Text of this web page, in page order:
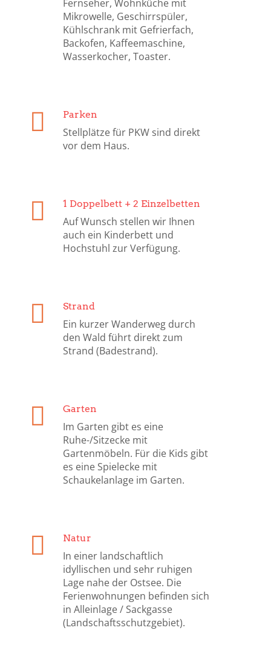
Fernseher, Wohnküche mit
Mikrowelle, Geschirrspüler,
Kühlschrank mit Gefrierfach,
Backofen, Kaffeemaschine,
Wasserkocher, Toaster.
Parken
Stellplätze für PKW sind direkt
vor dem Haus.
1 Doppelbett + 2 Einzelbetten
Auf Wunsch stellen wir Ihnen
auch ein Kinderbett und
Strand
Ein kurzer Wanderweg durch
den Wald führt direkt zum
Strand (Badestrand).
Garten
Im Garten gibt es eine
Ruhe-/Sitzecke mit
Gartenmöbeln. Für die Kids gibt
es eine Spielecke mit
Schaukelanlage im Garten.
Natur
In einer landschaftlich
idyllischen und sehr ruhigen
Lage nahe der Ostsee. Die
Ferienwohnungen befinden sich
in Alleinlage / Sackgasse
(Landschaftsschutzgebiet).